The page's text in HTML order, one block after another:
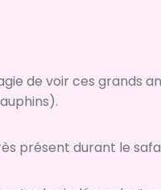
de voir ces grands
présent durant le